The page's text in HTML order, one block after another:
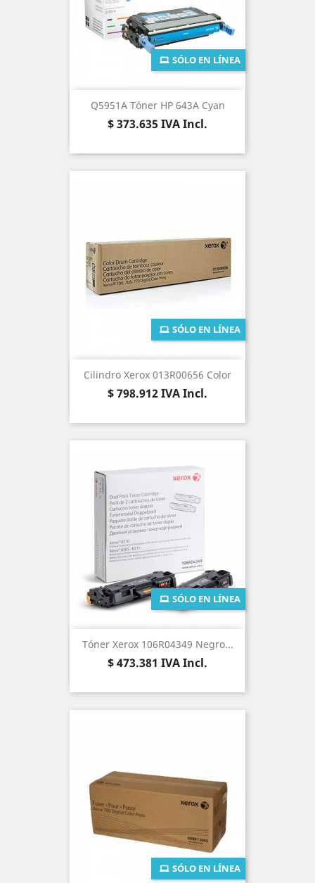
Q5951A Tóner HP 643A Cyan
Precio
$ 373.635IVA Incl.
SÓLO EN LÍNEA
Cilindro Xerox 013R00656 Color
Precio
$ 798.912IVA Incl.
SÓLO EN LÍNEA
Tóner Xerox 106R04349 Negro...
Precio
$ 473.381 IVA Incl.
SÓLO EN LÍNEA
SÓLO EN LÍNEA